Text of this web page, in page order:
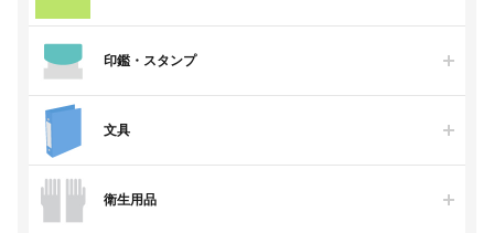
印鑑・スタンプ
文具
衛生用品